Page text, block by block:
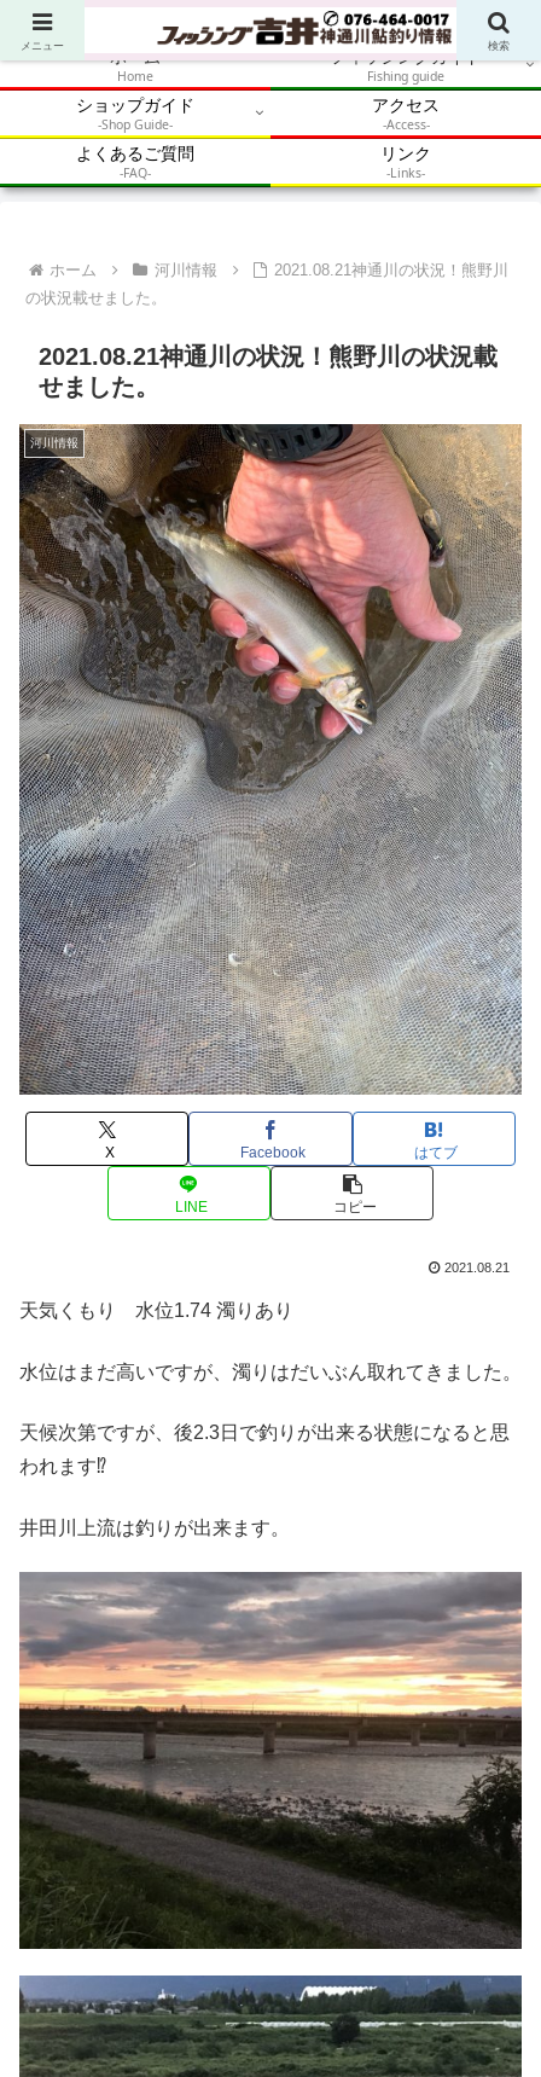
アウトドア・釣り・鮎・自然体験を加速させるメディア
ホーム
Home
フィッシングガイド
Fishing guide
ショップガイド
-Shop Guide-
アクセス
-Access-
よくあるご質問
-FAQ-
リンク
-Links-
ホーム 河川情報
2021.08.21神通川の状況！熊野川
の状況載せました。
2021.08.21神通川の状況！熊野川の状況載
せました。
河川情報
X Facebook はてブ
LINE コピー
2021.08.21
天気くもり 水位1.74 濁りあり
水位はまだ高いですが、濁りはだいぶん取れてきました。
天候次第ですが、後2.3日で釣りが出来る状態になると思
われます⁉︎
井田川上流は釣りが出来ます。
メニュー 検索